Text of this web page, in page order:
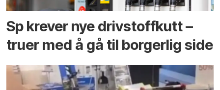
Sp krever nye drivstoffkutt –
truer med å gå til borgerlig side